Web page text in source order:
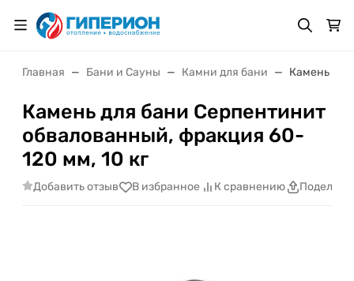
Главная Бани и Сауны Камни для бани Камень
Камень для бани Серпентинит
обвалованный, фракция 60-
120 мм, 10 кг
Добавить отзыв В избранное К сравнению